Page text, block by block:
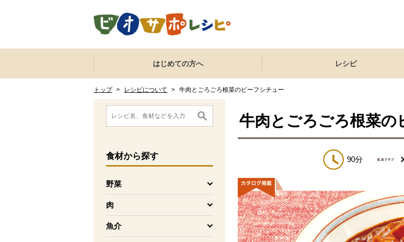
ここからサイト内共通メニューです。
サイト内共通メニューをスキップする
はじめての方へ レシピ
トップ > レシピについて > 牛肉とごろごろ根菜のビーフシチュー
ここから消費材検索メニューです。
食材から探す
野菜
を開く
肉
を開く
魚介
を開く
消費材検索メニューここまで。
ここから本文です。
牛肉とごろごろ根菜の
90分